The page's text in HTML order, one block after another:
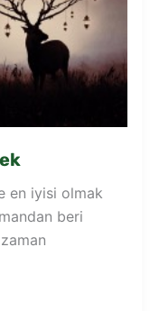
en iyisi olmak
beri